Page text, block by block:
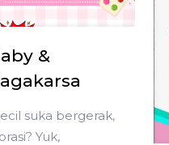
&
suka bergerak,
Yuk,